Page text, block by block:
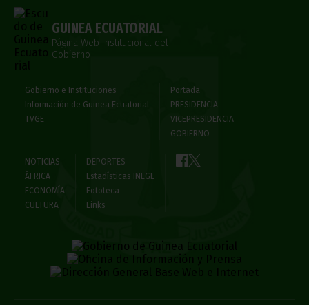
GUINEA ECUATORIAL
Página Web Institucional del
Gobierno
Gobierno e Instituciones
Información de Guinea Ecuatorial
TVGE
Portada
PRESIDENCIA
VICEPRESIDENCIA
GOBIERNO
NOTICIAS
ÁFRICA
ECONOMÍA
CULTURA
DEPORTES
Estadísticas INEGE
Fototeca
Links